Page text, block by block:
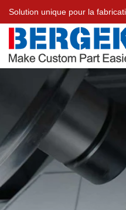
Solution unique pour la